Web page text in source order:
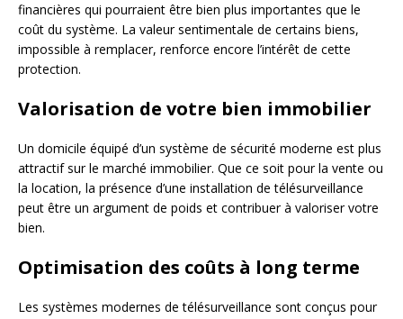
financières qui pourraient être bien plus importantes que le
coût du système. La valeur sentimentale de certains biens,
impossible à remplacer, renforce encore l’intérêt de cette
protection.
Valorisation de votre bien immobilier
Un domicile équipé d’un système de sécurité moderne est plus
attractif sur le marché immobilier. Que ce soit pour la vente ou
la location, la présence d’une installation de télésurveillance
peut être un argument de poids et contribuer à valoriser votre
bien.
Optimisation des coûts à long terme
Les systèmes modernes de télésurveillance sont conçus pour